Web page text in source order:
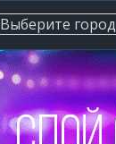
Выберите город